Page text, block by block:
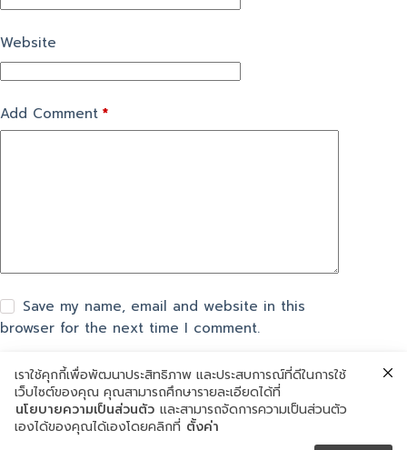
Website
Add Comment *
Save my name, email and website in this
browser for the next time I comment.
แสดงความเห็น
เราใช้คุกกี้เพื่อพัฒนาประสิทธิภาพ และประสบการณ์ที่ดีในการใช้
เว็บไซต์ของคุณ คุณสามารถศึกษารายละเอียดได้ที่
นโยบายความเป็นส่วนตัว และสามารถจัดการความเป็นส่วนตัว
เองได้ของคุณได้เองโดยคลิกที่ ตั้งค่า